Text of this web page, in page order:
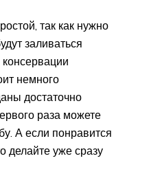
так как нужно
заливаться
консервации
немного
достаточно
раза можете
А если понравится
делайте уже сразу